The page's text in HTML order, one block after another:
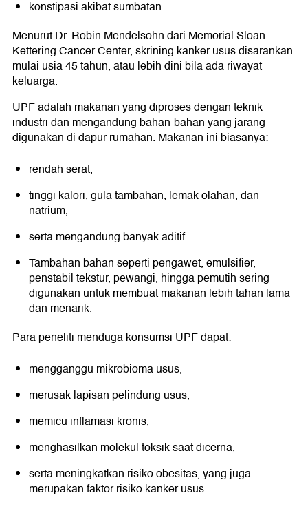
konstipasi akibat sumbatan.
Menurut Dr. Robin Mendelsohn dari Memorial Sloan
Kettering Cancer Center, skrining kanker usus disarankan
mulai usia 45 tahun, atau lebih dini bila ada riwayat
keluarga.
UPF adalah makanan yang diproses dengan teknik
industri dan mengandung bahan-bahan yang jarang
digunakan di dapur rumahan. Makanan ini biasanya:
rendah serat,
tinggi kalori, gula tambahan, lemak olahan, dan
natrium,
serta mengandung banyak aditif.
Tambahan bahan seperti pengawet, emulsifier,
penstabil tekstur, pewangi, hingga pemutih sering
digunakan untuk membuat makanan lebih tahan lama
dan menarik.
Para peneliti menduga konsumsi UPF dapat:
mengganggu mikrobioma usus,
merusak lapisan pelindung usus,
memicu inflamasi kronis,
menghasilkan molekul toksik saat dicerna,
serta meningkatkan risiko obesitas, yang juga
merupakan faktor risiko kanker usus.